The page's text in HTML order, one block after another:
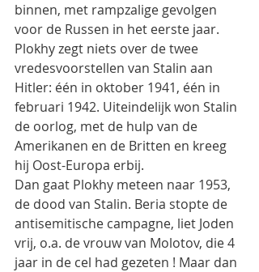
binnen, met rampzalige gevolgen
voor de Russen in het eerste jaar.
Plokhy zegt niets over de twee
vredesvoorstellen van Stalin aan
Hitler: één in oktober 1941, één in
februari 1942. Uiteindelijk won Stalin
de oorlog, met de hulp van de
Amerikanen en de Britten en kreeg
hij Oost-Europa erbij.
Dan gaat Plokhy meteen naar 1953,
de dood van Stalin. Beria stopte de
antisemitische campagne, liet Joden
vrij, o.a. de vrouw van Molotov, die 4
jaar in de cel had gezeten ! Maar dan